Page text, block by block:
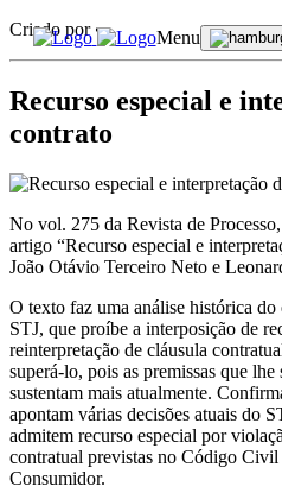
Menu
Criado por •
Recurso especial e
contrato
No vol. 275 da Revista de
artigo “Recurso especial e
João Otávio Terceiro Neto e
O texto faz uma análise histórica
STJ, que proíbe a interposição de
reinterpretação de cláusula
superá-lo, pois as premissas que lhe
sustentam mais atualmente.
apontam várias decisões atuais do
admitem recurso especial por
contratual previstas no Código
Consumidor.